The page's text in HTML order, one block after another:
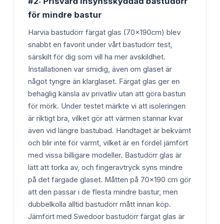
för mindre bastur
Harvia bastudörr färgat glas (70x190cm) blev
snabbt en favorit under vårt bastudörr test,
särskilt för dig som vill ha mer avskildhet.
Installationen var smidig, även om glaset är
något tyngre än klarglaset. Färgat glas ger en
behaglig känsla av privatliv utan att göra bastun
för mörk. Under testet märkte vi att isoleringen
är riktigt bra, vilket gör att värmen stannar kvar
även vid längre bastubad. Handtaget är bekvämt
och blir inte för varmt, vilket är en fördel jämfört
med vissa billigare modeller. Bastudörr glas är
lätt att torka av, och fingeravtryck syns mindre
på det färgade glaset. Måtten på 70x190 cm gör
att den passar i de flesta mindre bastur, men
dubbelkolla alltid bastudörr mått innan köp.
Jämfört med Swedoor bastudörr färgat glas är